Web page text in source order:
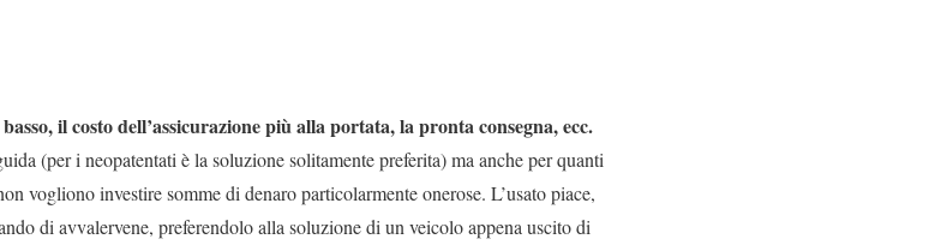
il costo dell’assicurazione più alla portata, la pronta consegna, ecc.
(per i neopatentati è la soluzione solitamente preferita) ma anche per quanti
vogliono investire somme di denaro particolarmente onerose. L’usato piace,
di avvalervene, preferendolo alla soluzione di un veicolo appena uscito di